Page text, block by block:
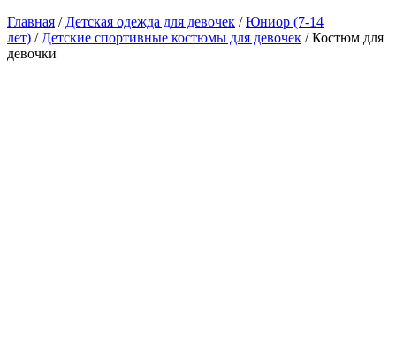
Главная / Детская одежда для девочек /Юниор (7-14
лет) / Детские спортивные костюмы для девочек / Костюм для
девочки